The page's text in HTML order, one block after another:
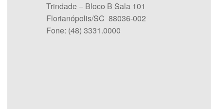
Trindade – Bloco B Sala 101
Florianópolis/SC 88036-002
Fone: (48) 3331.0000